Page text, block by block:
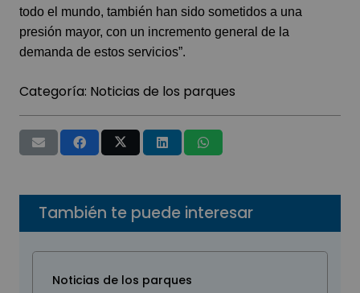
todo el mundo, también han sido sometidos a una
presión mayor, con un incremento general de la
demanda de estos servicios”.
Categoría: Noticias de los parques
También te puede interesar
Noticias de los parques